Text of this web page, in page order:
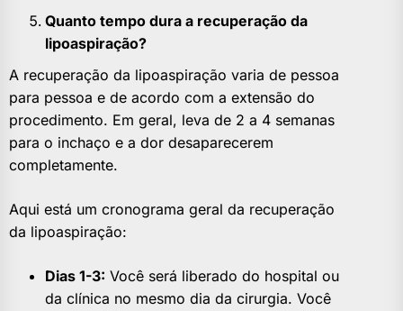
Quanto tempo dura a recuperação da
lipoaspiração?
A recuperação da lipoaspiração varia de pessoa
para pessoa e de acordo com a extensão do
procedimento. Em geral, leva de 2 a 4 semanas
para o inchaço e a dor desaparecerem
completamente.
Aqui está um cronograma geral da recuperação
da lipoaspiração:
Dias 1-3: Você será liberado do hospital ou
da clínica no mesmo dia da cirurgia. Você